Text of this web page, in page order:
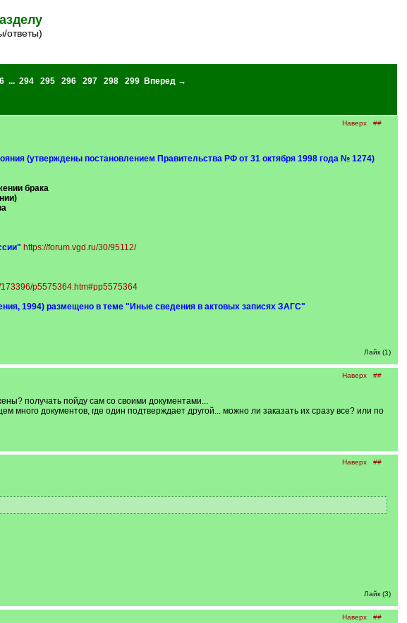
ответы)
... 294 295 296 297 298 299
Вперед →
Наверх ##
(утверждены постановлением Правительства РФ от 31 октября 1998 года № 1274)
брака
https://forum.vgd.ru/30/95112/
p5575364.htm#pp5575364
1994) размещено в теме "Иные сведения в актовых записях ЗАГС"
Лайк (1)
Наверх ##
получать пойду сам со своими документами...
документов, где один подтверждает другой... можно ли заказать их сразу все? или по
Наверх ##
Лайк (3)
Наверх ##